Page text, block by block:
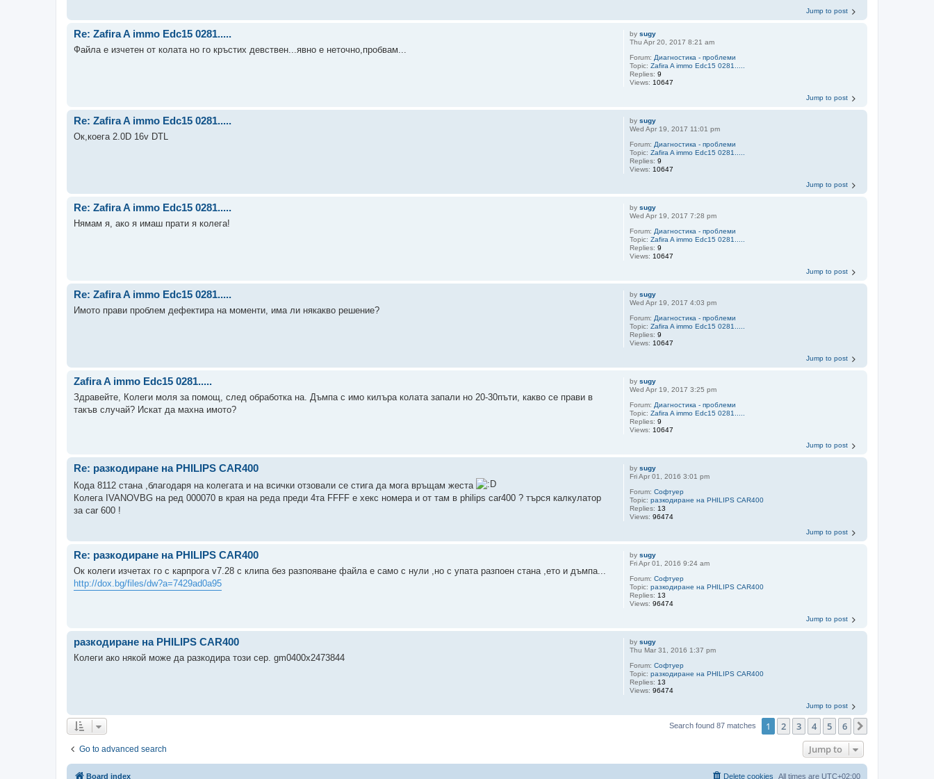
Jump to post
bysugy
Thu Apr 20, 2017 8:21 am
Forum: Диагностика - проблеми
Topic:Zafira A immo Edc15 0281.....
Replies:9
Views: 10647
Re: Zafira A immo Edc15 0281.....
Файла е изчетен от колата но го кръстих девствен...явно е неточно,пробвам...
Jump to post
bysugy
Wed Apr 19, 2017 11:01 pm
Forum: Диагностика - проблеми
Topic:Zafira A immo Edc15 0281.....
Replies:9
Views: 10647
Re: Zafira A immo Edc15 0281.....
Ок,коега 2.0D 16v DTL
Jump to post
bysugy
Wed Apr 19, 2017 7:28 pm
Forum: Диагностика - проблеми
Topic:Zafira A immo Edc15 0281.....
Replies:9
Views: 10647
Re: Zafira A immo Edc15 0281.....
Нямам я, ако я имаш прати я колега!
Jump to post
bysugy
Wed Apr 19, 2017 4:03 pm
Forum: Диагностика - проблеми
Topic:Zafira A immo Edc15 0281.....
Replies:9
Views: 10647
Re: Zafira A immo Edc15 0281.....
Имото прави проблем дефектира на моменти, има ли някакво решение?
Jump to post
bysugy
Wed Apr 19, 2017 3:25 pm
Forum: Диагностика - проблеми
Topic:Zafira A immo Edc15 0281.....
Replies:9
Views: 10647
Zafira A immo Edc15 0281.....
Здравейте, Колеги моля за помощ, след обработка на. Дъмпа с имо килъра колата запали но 20-30пъти, какво се прави в
такъв случай? Искат да махна имото?
Jump to post
bysugy
Fri Apr 01, 2016 3:01 pm
Forum:Софтуер
Topic:разкодиране на PHILIPS CAR400
Replies: 13
Views:96474
Re: разкодиране на PHILIPS CAR400
Кода 8112 стана ,благодаря на колегата и на всички отзовали се стига да мога връщам жеста
Колега IVANOVBG на ред 000070 в края на реда преди 4та FFFF е хекс номера и от там в philips car400 ? търся калкулатор
за car 600 !
Jump to post
bysugy
Fri Apr 01, 2016 9:24 am
Forum:Софтуер
Topic:разкодиране на PHILIPS CAR400
Replies: 13
Views:96474
Re: разкодиране на PHILIPS CAR400
Ок колеги изчетах го с карпрога v7.28 с клипа без разпояване файла е само с нули ,но с упата разпоен стана ,ето и дъмпа...
http://dox.bg/files/dw?a=7429ad0a95
Jump to post
bysugy
Thu Mar 31, 2016 1:37 pm
Forum:Софтуер
Topic:разкодиране на PHILIPS CAR400
Replies: 13
Views:96474
разкодиране на PHILIPS CAR400
Колеги ако някой може да разкодира този сер. gm0400x2473844
Jump to post
Search found 87 matches 1 2 3 4 5 6
Go to advanced search Jump to
Board index All times are UTC+02:00
Delete cookies